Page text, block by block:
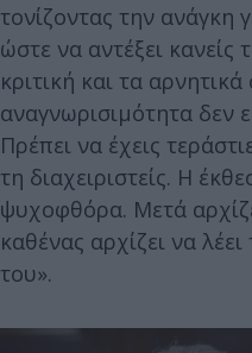
τονίζοντας την ανάγκη
ώστε να αντέξει
κριτική και τα
αναγνωρισιμότητα δεν
Πρέπει να έχεις
τη διαχειριστείς. Η
ψυχοφθόρα. Μετά
καθένας αρχίζει να
του».